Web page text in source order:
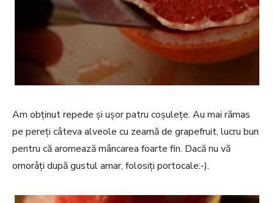
Am obținut repede și ușor patru coșulețe. Au mai rămas
pe pereți câteva alveole cu zeamă de grapefruit, lucru bun
pentru că aromează mâncarea foarte fin. Dacă nu vă
omorâți după gustul amar, folosiți portocale:-).